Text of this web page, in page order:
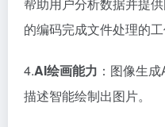
的编码完成文件处理的工
4.AI绘画能力 ：图像生
描述智能绘制出图片。